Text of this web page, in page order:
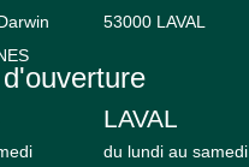
53000 LAVAL
LAVAL
du lundi au samedi